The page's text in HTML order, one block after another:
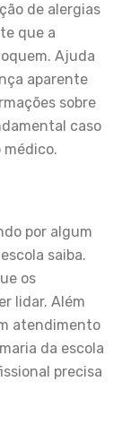
de alergias
que a
Ajuda
aparente
sobre
caso
por algum
saiba.
os
lidar. Além
atendimento
da escola
precisa